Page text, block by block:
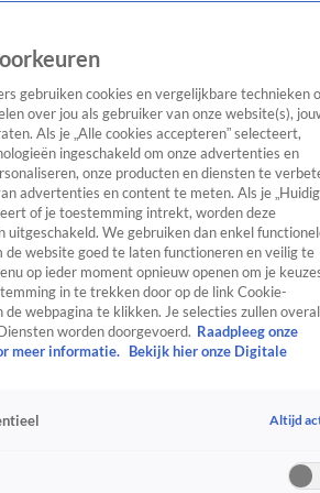
Entertainment TV Algemeen
Tip
SpraakmakendRealityCrimeVideo's
is bekend van de realityserie
een gezin in Noordwijkerhout. Lees hier
Meiland
gebruiken cookies en vergelijkbare technieken
over jou als gebruiker van onze website(s),
Als je „Alle cookies accepteren” selecteert,
ingeschakeld om onze advertenties en
onze producten en diensten te
advertenties en content te meten. Als je
of je toestemming intrekt, worden deze
uitgeschakeld. We gebruiken dan enkel
de website goed te laten functioneren en veilig te
op ieder moment opnieuw openen om je
in te trekken door op de link Cookie-
de webpagina te klikken. Je selecties zullen overal
worden doorgevoerd. Raadpleeg onze
meer informatie.
Bekijk hier onze Digitale
Altijd